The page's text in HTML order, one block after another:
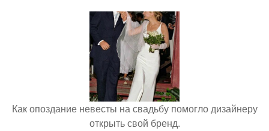
Как опоздание невесты на свадьбу помогло дизайнеру
открыть свой бренд.